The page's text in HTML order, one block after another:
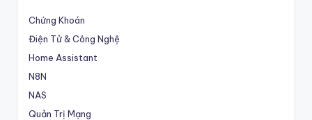
Chứng Khoán
Điện Tử & Công Nghệ
Home Assistant
N8N
NAS
Quản Trị Mạng